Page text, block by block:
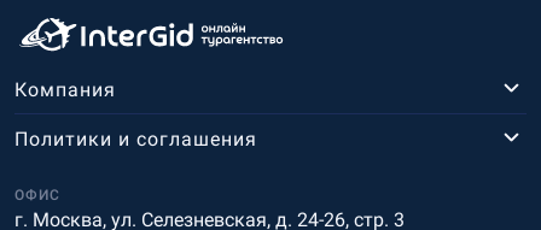
Компания
ОФИС
г. Москва, ул. Селезневская, д. 24-26, стр. 3
Политики и соглашения